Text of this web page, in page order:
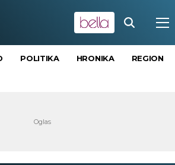
POLITIKA HRONIKA REGION